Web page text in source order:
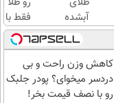
🧨
بخری؟
آبشده
حتی با
۱۰۰هزارتومان
فقط با
کلیک با
مبلغ...کاهش وزن راحت و بی
دردسر میخوای؟ پودر جلبک
رو با نصف قیمت بخر!